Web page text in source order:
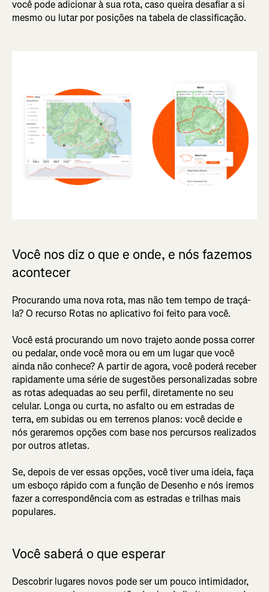
você pode adicionar à sua rota, caso queira desafiar a si
mesmo ou lutar por posições na tabela de classificação.
Você nos diz o que e onde, e nós fazemos
acontecer
Procurando uma nova rota, mas não tem tempo de traçá-
la? O recurso Rotas no aplicativo foi feito para você.
Você está procurando um novo trajeto aonde possa correr
ou pedalar, onde você mora ou em um lugar que você
ainda não conhece? A partir de agora, você poderá receber
rapidamente uma série de sugestões personalizadas sobre
as rotas adequadas ao seu perfil, diretamente no seu
celular. Longa ou curta, no asfalto ou em estradas de
terra, em subidas ou em terrenos planos: você decide e
nós geraremos opções com base nos percursos realizados
por outros atletas.
Se, depois de ver essas opções, você tiver uma ideia, faça
um esboço rápido com a função de Desenho e nós iremos
fazer a correspondência com as estradas e trilhas mais
populares.
Você saberá o que esperar
Descobrir lugares novos pode ser um pouco intimidador,